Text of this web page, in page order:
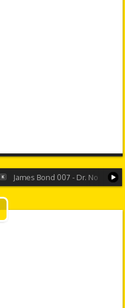
James Bond 007 - Dr. No